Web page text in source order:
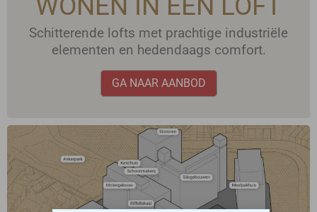
Schitterende lofts met prachtige industriële
elementen en hedendaags comfort.
GA NAAR AANBOD